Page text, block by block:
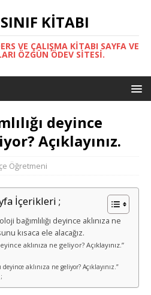
KITABI
VE ÇALIŞMA KITABI SAYFA VE
ÖZGÜN ÖDEV SITESI.
deyince
Açıklayınız.
Öğretmeni
İçerikleri ;
bağımlılığı deyince aklınıza ne
kısaca ele alacağız.
aklınıza ne geliyor? Açıklayınız.”
deyince aklınıza ne geliyor? Açıklayınız.”